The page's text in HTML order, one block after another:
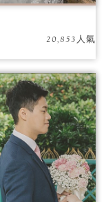
20,853人氣